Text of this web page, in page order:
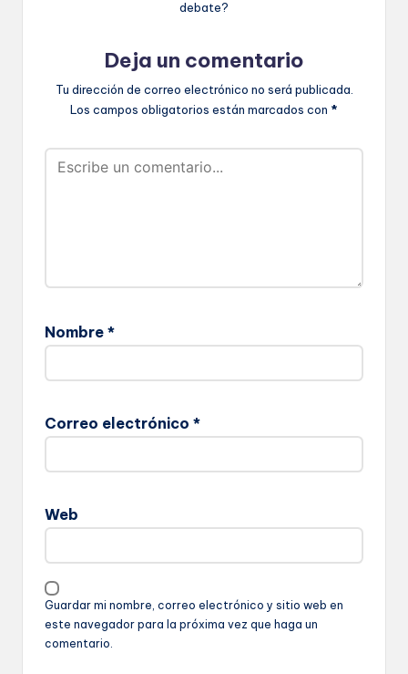
debate?
Deja un comentario
Tu dirección de correo electrónico no será publicada.
Los campos obligatorios están marcados con *
Nombre *
Correo electrónico *
Web
Guardar mi nombre, correo electrónico y sitio web en
este navegador para la próxima vez que haga un
comentario.